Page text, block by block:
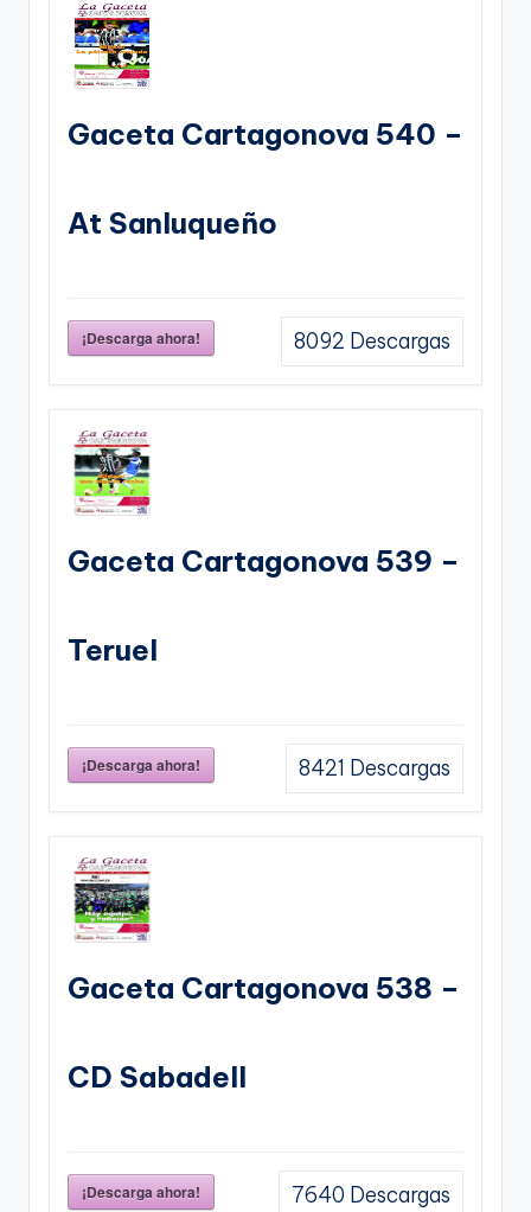
Gaceta Cartagonova 540 –
At Sanluqueño
¡Descarga ahora! 8092 Descargas
Gaceta Cartagonova 539 –
Teruel
¡Descarga ahora! 8421 Descargas
Gaceta Cartagonova 538 –
CD Sabadell
¡Descarga ahora! 7640 Descargas